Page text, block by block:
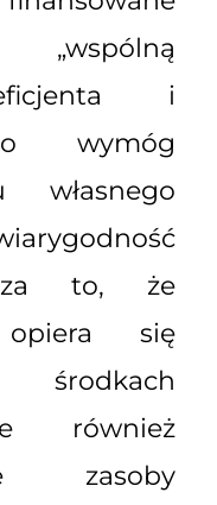
i
wymóg
własnego
to, że
się
również
zasoby